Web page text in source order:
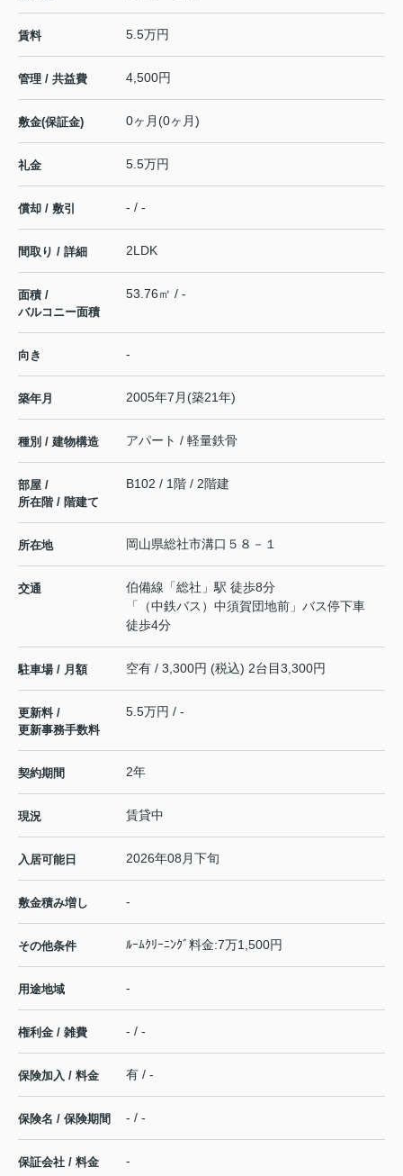
賃料 5.5万円
管理 / 共益費 4,500円
敷金(保証金) 0ヶ月(0ヶ月)
礼金 5.5万円
償却 / 敷引 - / -
間取り / 詳細 2LDK
面積 /
バルコニー面積
53.76㎡ / -
向き -
築年月 2005年7月(築21年)
種別 / 建物構造 アパート / 軽量鉄骨
部屋 /
所在階 / 階建て
B102 / 1階 / 2階建
所在地 岡山県総社市溝口 ５８－１
交通 伯備線 「総社 」駅 徒歩8分
「（中鉄バス）中須賀団地前」バス停下車
徒歩4分
駐車場 / 月額 空有 / 3,300円 (税込) 2台目3,300円
更新料 /
更新事務手数料
5.5万円 / -
契約期間 2年
現況 賃貸中
入居可能日 2026年08月下旬
敷金積み増し -
その他条件 ﾙｰﾑｸﾘｰﾆﾝｸﾞ料金:7万1,500円
用途地域 -
権利金 / 雑費 - / -
保険加入 / 料金 有 / -
保険名 / 保険期間 - / -
保証会社 / 料金
-